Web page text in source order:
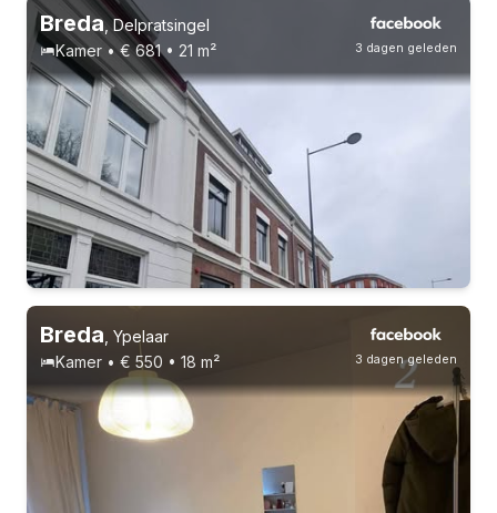
3 dagen geleden
Breda,Delpratsingel
Kamer • € 681 • 21 m²
3 dagen geleden
Breda Ypelaar
Kamer • € 550 • 18 m²